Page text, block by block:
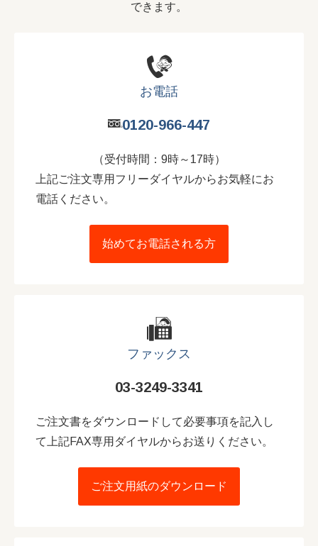
できます。
お電話
0120-966-447
（受付時間：9時～17時）
上記ご注文専用フリーダイヤルからお気軽にお
電話ください。
始めてお電話される方
ファックス
03-3249-3341
ご注文書をダウンロードして必要事項を記入し
て上記FAX専用ダイヤルからお送りください。
ご注文用紙のダウンロード